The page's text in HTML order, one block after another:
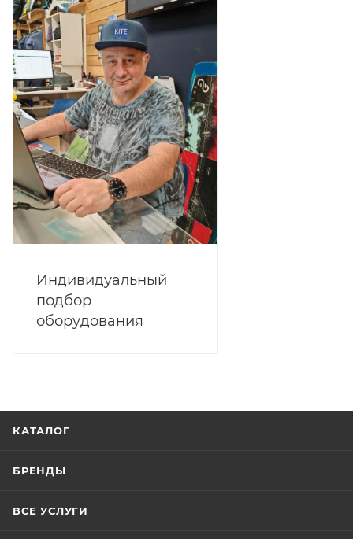
Индивидуальный
подбор
оборудования
КАТАЛОГ
БРЕНДЫ
ВСЕ УСЛУГИ